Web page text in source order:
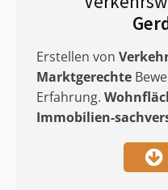
Erstellen von
Marktgerechte
Erfahrung.
Immobilien-